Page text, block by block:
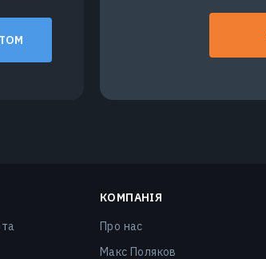
КОМПАНІЯ
Про нас
Макс Поляков